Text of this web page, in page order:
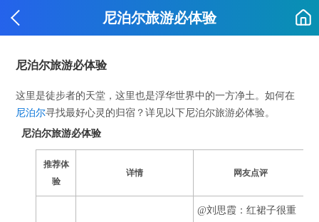
尼泊尔旅游必体验
尼泊尔旅游必体验
这里是徒步者的天堂，这里也是浮华世界中的一方净土。如何在
尼泊尔寻找最好心灵的归宿？详见以下尼泊尔旅游必体验。
尼泊尔旅游必体验
推荐体
验
详情 网友点评
@刘思霞：红裙子很重